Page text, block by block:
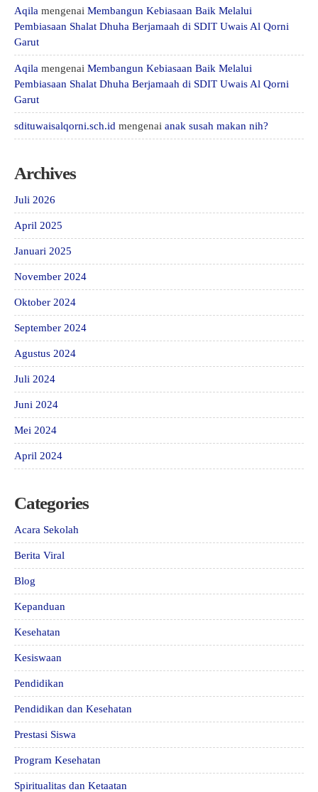
Aqila mengenai Membangun Kebiasaan Baik Melalui
Pembiasaan Shalat Dhuha Berjamaah di SDIT Uwais Al Qorni
Garut
Aqila mengenai Membangun Kebiasaan Baik Melalui
Pembiasaan Shalat Dhuha Berjamaah di SDIT Uwais Al Qorni
Garut
sdituwaisalqorni.sch.id mengenai anak susah makan nih?
Archives
Juli 2026
April 2025
Januari 2025
November 2024
Oktober 2024
September 2024
Agustus 2024
Juli 2024
Juni 2024
Mei 2024
April 2024
Categories
Acara Sekolah
Berita Viral
Blog
Kepanduan
Kesehatan
Kesiswaan
Pendidikan
Pendidikan dan Kesehatan
Prestasi Siswa
Program Kesehatan
Spiritualitas dan Ketaatan